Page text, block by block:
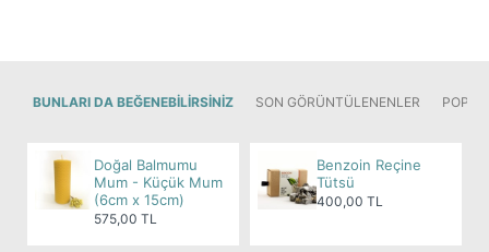
Korkularınızdan ve endişelerinizden
Daha güçlü ve sağlıklı bir bağışıklık sistemine
sahip olabilirsiniz.
Çilek Kuvars taşı ile hayatınızda daha fazla sevgi,
BUNLARI DA BEĞENEBILIRSINIZ SON GÖRÜNTÜLENENLER
Doğal Balmumu
Mum - Küçük Mum
(6cm x 15cm)
575,00 TL
Benzoin Reçine
Tütsü
400,00 TL